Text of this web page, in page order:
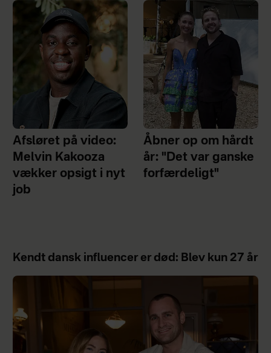
Afsløret på video:
Melvin Kakooza
vækker opsigt i nyt
job
Åbner op om hårdt
år: "Det var ganske
forfærdeligt"
Kendt dansk influencer er død: Blev kun 27 år